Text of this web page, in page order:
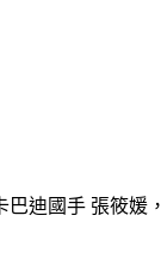
迪國手 張筱媛